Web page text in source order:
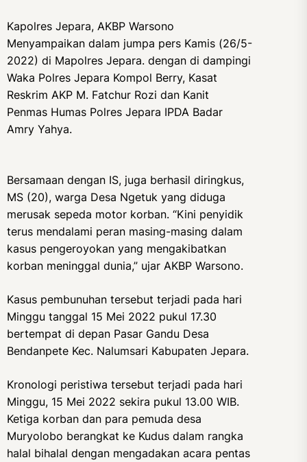
Kapolres Jepara, AKBP Warsono
Menyampaikan dalam jumpa pers Kamis (26/5-
2022) di Mapolres Jepara. dengan di dampingi
Waka Polres Jepara Kompol Berry, Kasat
Reskrim AKP M. Fatchur Rozi dan Kanit
Penmas Humas Polres Jepara IPDA Badar
Amry Yahya.
Bersamaan dengan IS, juga berhasil diringkus,
MS (20), warga Desa Ngetuk yang diduga
merusak sepeda motor korban. “Kini penyidik
terus mendalami peran masing-masing dalam
kasus pengeroyokan yang mengakibatkan
korban meninggal dunia,” ujar AKBP Warsono.
Kasus pembunuhan tersebut terjadi pada hari
Minggu tanggal 15 Mei 2022 pukul 17.30
bertempat di depan Pasar Gandu Desa
Bendanpete Kec. Nalumsari Kabupaten Jepara.
Kronologi peristiwa tersebut terjadi pada hari
Minggu, 15 Mei 2022 sekira pukul 13.00 WIB.
Ketiga korban dan para pemuda desa
Muryolobo berangkat ke Kudus dalam rangka
halal bihalal dengan mengadakan acara pentas